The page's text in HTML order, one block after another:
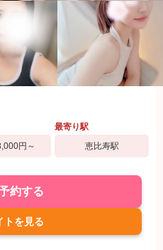
円～
最寄り駅
恵比寿駅
約する
トを見る